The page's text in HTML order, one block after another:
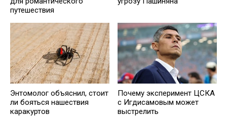
путешествия
Энтомолог объяснил, стоит
ли бояться нашествия
каракуртов
Почему эксперимент ЦСКА
с Игдисамовым может
выстрелить